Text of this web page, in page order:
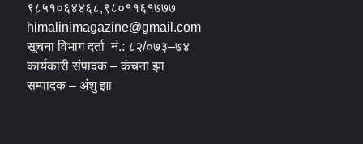
९८५१०६४४६८,९८०११६१७७७
himalinimagazine@gmail.com
सूचना विभाग दर्ता नं.: ८२/०७३–७४
कार्यकारी संपादक – कंचना झा
सम्पादक – अंशु झा